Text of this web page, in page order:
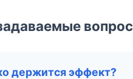
держится эффект?